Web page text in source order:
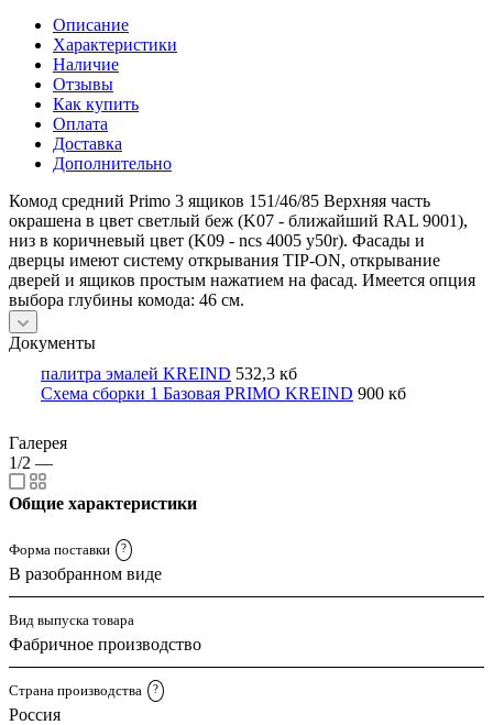
Описание
Характеристики
Наличие
Отзывы
Как купить
Оплата
Доставка
Дополнительно
Комод средний Primo 3 ящиков 151/46/85 Верхняя часть
окрашена в цвет светлый беж (K07 - ближайший RAL 9001),
низ в коричневый цвет (K09 - ncs 4005 y50r). Фасады и
дверцы имеют систему открывания TIP-ON, открывание
дверей и ящиков простым нажатием на фасад. Имеется опция
выбора глубины комода: 46 см.
Документы
палитра эмалей KREIND 532,3 кб
Схема сборки 1 Базовая PRIMO KREIND 900 кб
Галерея
1/2 —
Общие характеристики
Форма поставки ?
В разобранном виде
Вид выпуска товара
Фабричное производство
Страна производства ?
Россия